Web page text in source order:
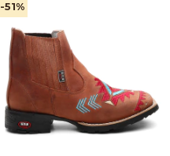
-51%